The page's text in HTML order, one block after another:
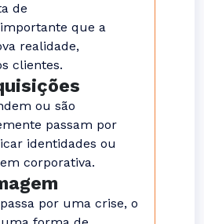
de
que a
realidade,
clientes.
ou são
passam por
identidades ou
corporativa.
por uma crise, o